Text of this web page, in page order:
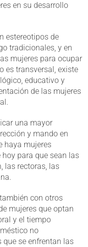
en su desarrollo
estereotipos de
tradicionales, y en
mujeres para ocupar
es transversal, existe
educativo y
de las mujeres
una mayor
y mando en
haya mujeres
para que sean las
las rectoras, las
con otros
mujeres que optan
y el tiempo
no
que se enfrentan las